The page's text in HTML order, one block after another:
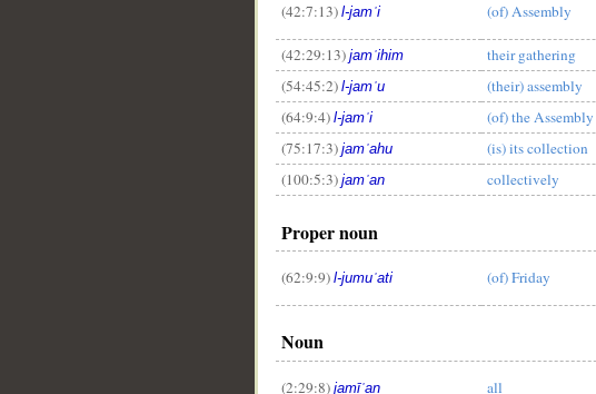
(42:7:13) l-jamʿi (of) Assembly
(42:29:13) jamʿihim their gathering
(54:45:2) l-jamʿu (their) assembly
(64:9:4) l-jamʿi (of) the Assembly
(75:17:3) jamʿahu (is) its collection
(100:5:3) jamʿan collectively
Proper noun
(62:9:9) l-jumuʿati (of) Friday
Noun
(2:29:8) jamīʿan all